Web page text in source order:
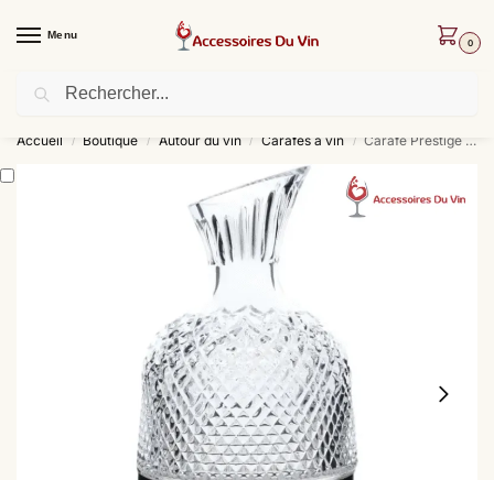
Menu
0
Livraison offerte dès 30 € d’achat !
Accueil / Boutique / Autour du vin / Carafes à vin / Carafe Prestige 360